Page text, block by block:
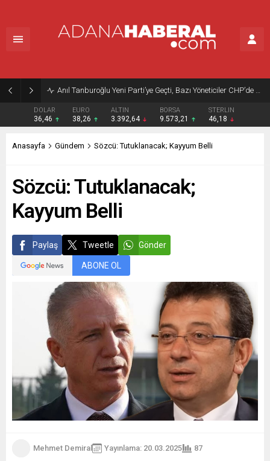
Anıl Tanburoğlu Yeni Parti’ye Geçti, Bazı Yöneticiler CHP’de Kaldı
DOLAR
36,46
EURO
38,26
ALTIN
3.392,64
BORSA
9.573,21
STERLIN
46,18
Anasayfa Gündem Sözcü: Tutuklanacak; Kayyum Belli
Sözcü: Tutuklanacak;
Kayyum Belli
Paylaş Tweetle Gönder
ABONE OL
Mehmet Demiral Yayınlama: 20.03.2025 87